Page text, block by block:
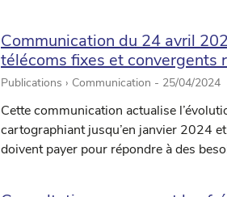
Communication du 24 avril
télécoms fixes et convergents
Publications › Communication - 25/04/2024
Cette communication actualise
cartographiant jusqu’en janvier 2024
doivent payer pour répondre à des